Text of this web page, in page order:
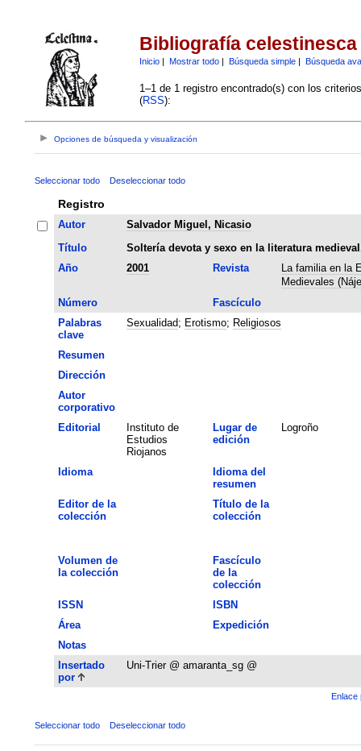
Bibliografía celestinesca
Inicio| Mostrar todo| Búsqueda simple| Búsqueda
1–1 de 1 registro encontrado(s) con los
(RSS):
Opciones de búsqueda y visualización
Seleccionar todo Deseleccionar todo
Registro
Autor
Salvador Miguel, Nicasio
Título
Soltería devota y sexo en la literatura
Año
2001 Revista
La familia en la
Medievales
Número
Fascículo
Palabras
clave
Sexualidad; Erotismo; Religiosos
Resumen
Dirección
Autor
corporativo
Editorial
Instituto de
Estudios
Riojanos
Lugar de
edición
Logroño
Idioma
Idioma del
resumen
Editor de la
colección
Título de la
colección
Volumen de
la colección
Fascículo
de la
colección
ISSN
ISBN
Área
Expedición
Notas
Insertado
por
Uni-Trier @ amaranta_sg @
Enlace
Seleccionar todo Deseleccionar todo